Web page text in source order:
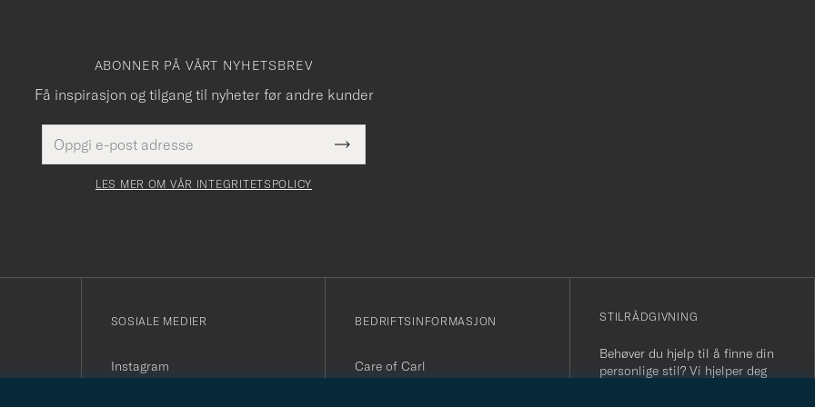
ABONNER PÅ VÅRT NYHETSBREV
Få inspirasjon og tilgang til nyheter før andre kunder
postadresse
Dette
felt
Submit
Newsletter
LES MER OM VÅR INTEGRITETSPOLICY
SOSIALE MEDIER
Instagram
BEDRIFTSINFORMASJON
Care of Carl
STILRÅDGIVNING
Behøver du hjelp til å finne din
personlige stil? Vi hjelper deg